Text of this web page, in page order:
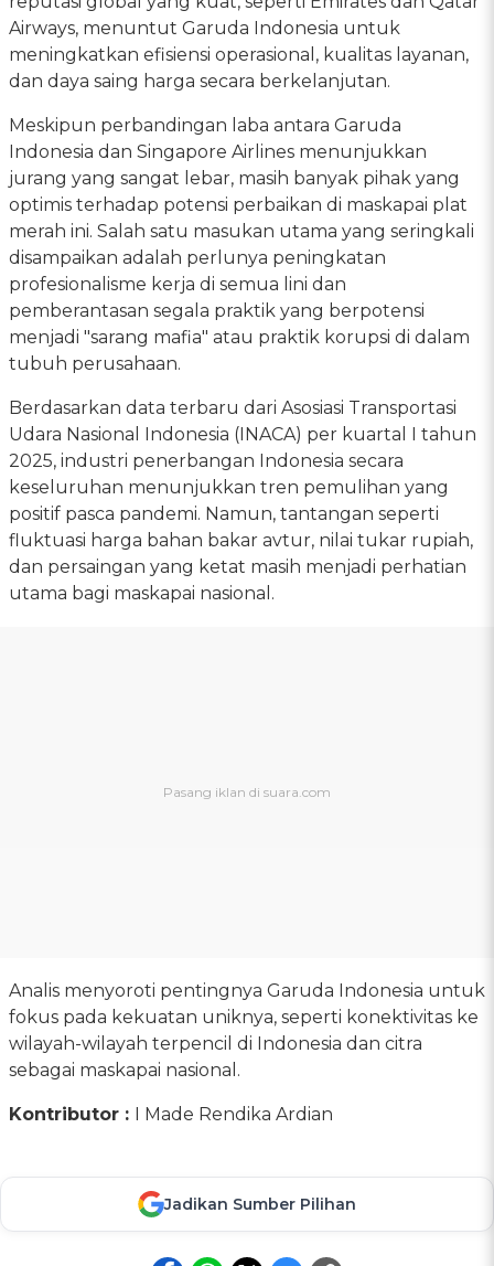
Airways, menuntut Garuda Indonesia untuk
meningkatkan efisiensi operasional, kualitas layanan,
dan daya saing harga secara berkelanjutan.
Meskipun perbandingan laba antara Garuda
Indonesia dan Singapore Airlines menunjukkan
jurang yang sangat lebar, masih banyak pihak yang
optimis terhadap potensi perbaikan di maskapai plat
merah ini. Salah satu masukan utama yang seringkali
disampaikan adalah perlunya peningkatan
profesionalisme kerja di semua lini dan
pemberantasan segala praktik yang berpotensi
menjadi "sarang mafia" atau praktik korupsi di dalam
tubuh perusahaan.
Berdasarkan data terbaru dari Asosiasi Transportasi
Udara Nasional Indonesia (INACA) per kuartal I tahun
2025, industri penerbangan Indonesia secara
keseluruhan menunjukkan tren pemulihan yang
positif pasca pandemi. Namun, tantangan seperti
fluktuasi harga bahan bakar avtur, nilai tukar rupiah,
dan persaingan yang ketat masih menjadi perhatian
utama bagi maskapai nasional.
Analis menyoroti pentingnya Garuda Indonesia untuk
fokus pada kekuatan uniknya, seperti konektivitas ke
wilayah-wilayah terpencil di Indonesia dan citra
sebagai maskapai nasional.
Kontributor : I Made Rendika Ardian
Jadikan Sumber Pilihan